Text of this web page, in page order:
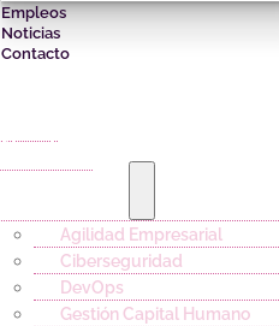
Empleos
Noticias
Contacto
Nosotros
Agilidad Empresarial
Ciberseguridad
DevOps
Gestión Capital Humano